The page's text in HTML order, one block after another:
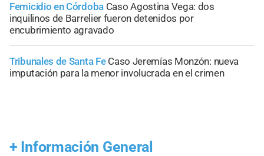
Femicidio en Córdoba Caso Agostina Vega: dos
inquilinos de Barrelier fueron detenidos por
encubrimiento agravado
Tribunales de Santa Fe Caso Jeremías Monzón: nueva
imputación para la menor involucrada en el crimen
+ Información General